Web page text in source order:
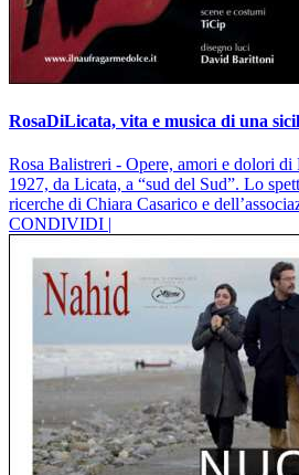
RosaDiLicata, vita e musica di una
Rosa Balistreri - Opere, amori e dolori di
1927, da Licata, a “sud del Sud”. Lo
ricerche di Chiara Casarico e
CONDIVIDI |